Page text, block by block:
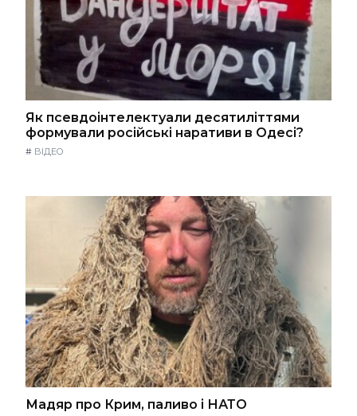
Як псевдоінтелектуали десятиліттями
формували російські наративи в Одесі?
# ВІДЕО
Мадяр про Крим, паливо і НАТО